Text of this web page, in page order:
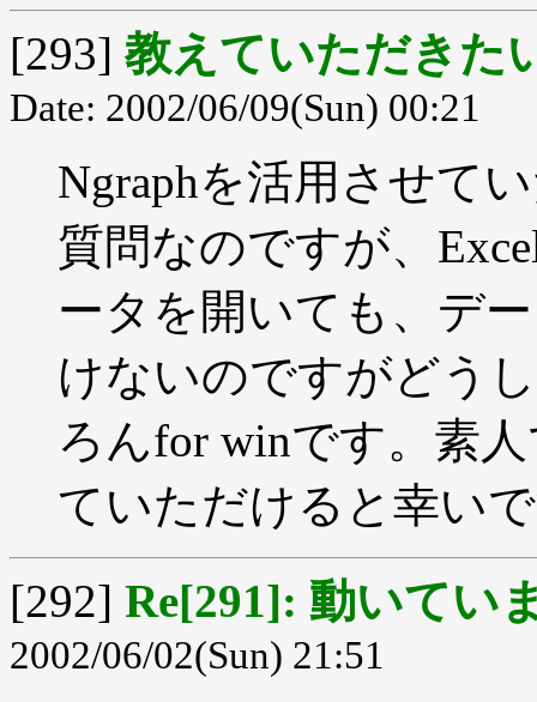
[293]教えていただきた
Date: 2002/06/09(Sun) 00:21
Ngraphを活用させて
質問なのですが、
ータを開いても、デ
けないのですがどう
ろんfor winです。素
ていただけると幸い
[292] Re[291]: 動いてい
2002/06/02(Sun) 21:51